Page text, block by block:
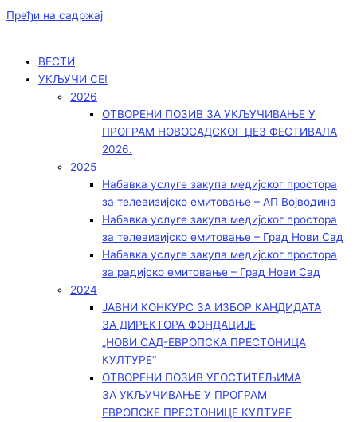
Пређи на садржај
ВЕСТИ
УКЉУЧИ СЕ!
2026
ОТВОРЕНИ ПОЗИВ ЗА УКЉУЧИВАЊЕ У
ПРОГРАМ НОВОСАДСКОГ ЏЕЗ ФЕСТИВАЛА
2026.
2025
Набавка услуге закупа медијског простора
за телевизијско емитовање – АП Војводинa
Набавка услуге закупа медијског простора
за телевизијско емитовање – Град Нови Сад
Набавка услуге закупа медијског простора
за радијско емитовање – Град Нови Сад
2024
ЈАВНИ КОНКУРС ЗА ИЗБОР КАНДИДАТА
ЗА ДИРЕКТОРА ФОНДАЦИЈЕ
„НОВИ САД-ЕВРОПСКА ПРЕСТОНИЦА
КУЛТУРЕ“
ОТВОРЕНИ ПОЗИВ УГОСТИТЕЉИМА
ЗА УКЉУЧИВАЊЕ У ПРОГРАМ
ЕВРОПСКЕ ПРЕСТОНИЦЕ КУЛТУРЕ